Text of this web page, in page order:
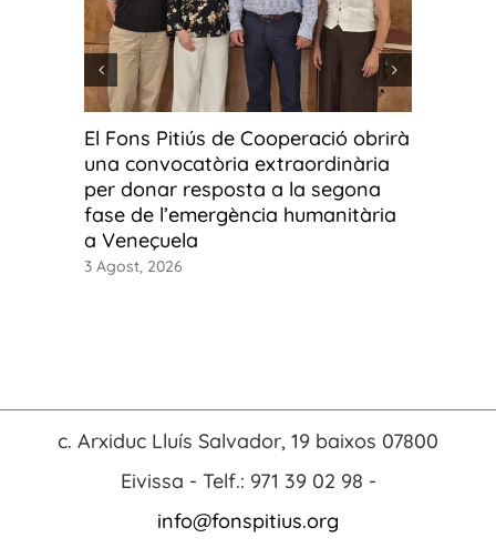
El Fons Pitiús de Cooperació obrirà
una convocatòria extraordinària
per donar resposta a la segona
fase de l’emergència humanitària
a Veneçuela
3 Agost, 2026
c. Arxiduc Lluís Salvador, 19 baixos 07800
Eivissa - Telf.: 971 39 02 98 -
info@fonspitius.org